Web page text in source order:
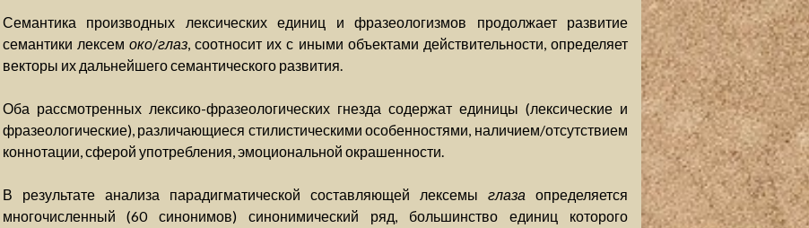
Семантика производных лексических единиц и фразеологизмов продолжает развитие
семантики лексем око/глаз, соотносит их с иными объектами действительности, определяет
векторы их дальнейшего семантического развития.
Оба рассмотренных лексико-фразеологических гнезда содержат единицы (лексические и
фразеологические), различающиеся стилистическими особенностями, наличием/отсутствием
коннотации, сферой употребления, эмоциональной окрашенности.
В результате анализа парадигматической составляющей лексемы глаза определяется
многочисленный (60 синонимов) синонимический ряд, большинство единиц которого